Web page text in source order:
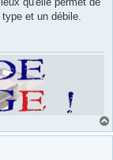
et un débile.